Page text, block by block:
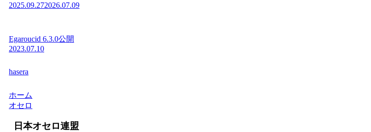
2025.09.272026.07.09
Egaroucid 6.3.0公開
2023.07.10
hasera
ホーム
オセロ
日本オセロ連盟